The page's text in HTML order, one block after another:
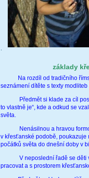
základy
Na rozdíl od tradičního
seznámení dítěte s texty
Předmět si klade za cíl
to vlastně je“, kde a odkud se
světa.
Nenásilnou a hravou formou
v křesťanské podobě, poukazuje
počátků světa do dnešní doby v
V neposlední řadě se děti v
pracovat a s prostorem